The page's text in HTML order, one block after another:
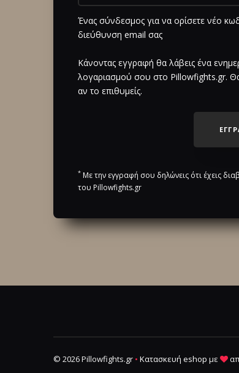
Ένας σύνδεσμος για να ορίσετε νέο
διεύθυνση email σας
Κάνοντας εγγραφή θα λάβεις ένα
λογαριασμού σου στο Pillowfights.gr. Θα
αν το επιθυμείς.
* Με την εγγραφή σου δηλώνεις ότι έχεις
του Pillowfights.gr
© 2026 Pillowfights.gr • Κατασκευή eshop με